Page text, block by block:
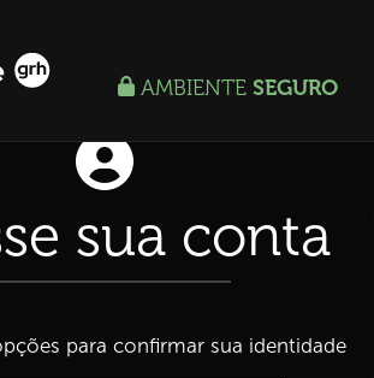
AMBIENTE SEGURO
sua conta
para confirmar sua identidade